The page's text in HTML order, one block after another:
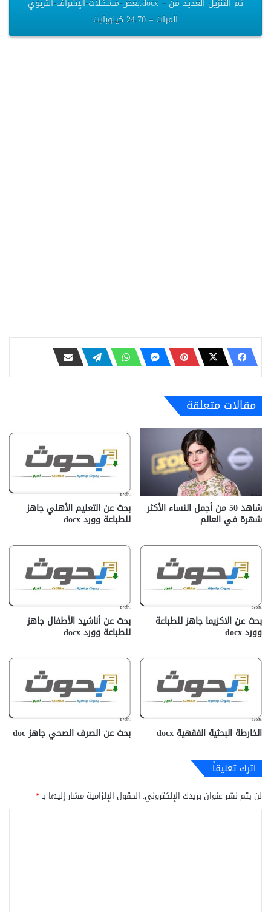
المرات – 24.70 كيلوبايت
مقالات متعلقة
شاهد 50 من أجمل النساء الأكثر
شهرة في العالم
بحث عن التعليم الأهلي جاهز
للطباعة وورد docx‎
بحث عن الاكزيما جاهز للطباعة
وورد docx‎
بحث عن أناشيد الأطفال جاهز
للطباعة وورد docx‎
الخارطة البحثية الفقهية docx‎ بحث عن الصرف الصحي جاهز doc‎
اترك تعليقاً
لن يتم نشر عنوان بريدك الإلكتروني. الحقول الإلزامية مشار إليها بـ*